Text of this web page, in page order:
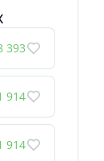
393
914
914